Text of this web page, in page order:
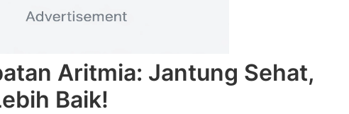
Aritmia: Jantung Sehat,
Baik!